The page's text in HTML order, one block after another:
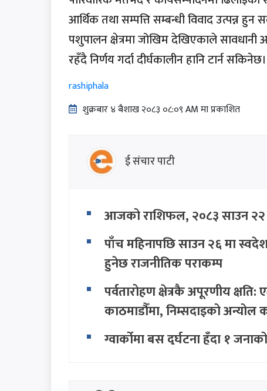
आर्थिक तथा सम्पत्ति सम्बन्धी विवाद उत्पन्न
पशुपालन क्षेत्रमा जोखिम देखिएकाले सावधानी
रहँदै निर्णय गर्दा दीर्घकालीन हानि टार्न सकिनेछ।
rashiphala
शुक्रबार​ ४ बैशाख २०८३ ०८:०९ AM मा प्रकाशित
ई संचार पाटी
आजको राशिफल, २०८३ साउन २२
पाँच महिनापछि साउन २६ मा
हुनेछ राजनीतिक पराकम्प
पर्वतारोहण क्षेत्रकै अपूरणीय
काठमाडौँमा, निम्सदाइको अन्योल
ग्वार्कोमा बस दुर्घटना हुँदा १